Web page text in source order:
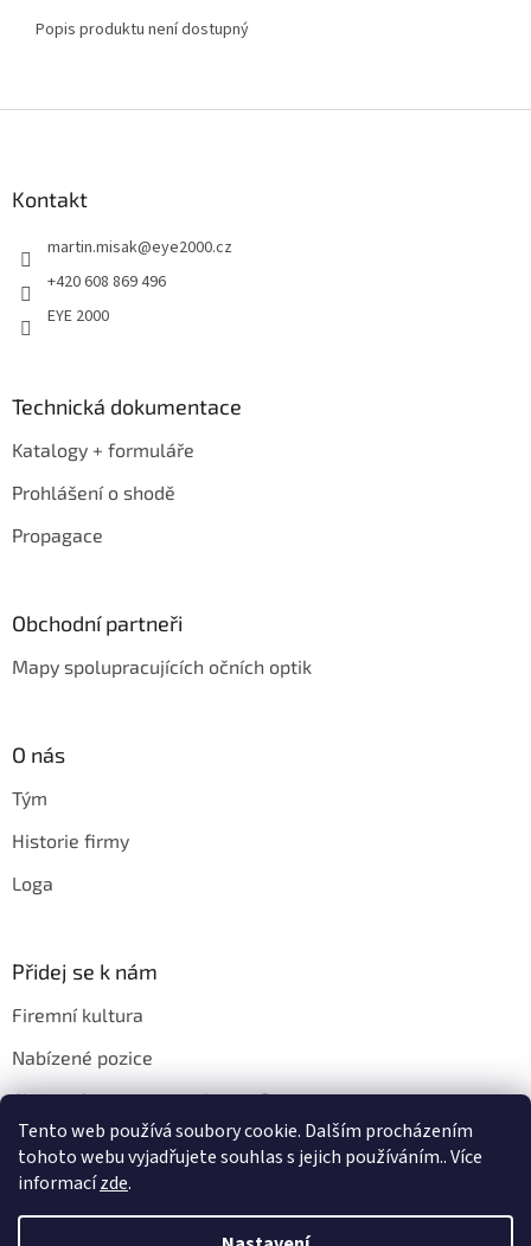
Tento web používá soubory cookie. Dalším procházením
tohoto webu vyjadřujete souhlas s jejich používáním.. Více
informacízde.
Popis produktu není dostupný
Kontakt
martin.misak@eye2000.cz
+420 608 869 496
EYE 2000
Technická dokumentace
Katalogy + formuláře
Prohlášení o shodě
Propagace
Obchodní partneři
Mapy spolupracujících očních optik
O nás
Tým
Historie firmy
Loga
Přidej se k nám
Firemní kultura
Nabízené pozice
Chci u vás pracovat. Jak na to?